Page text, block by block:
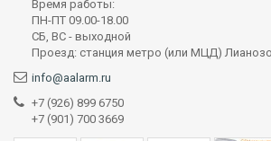
Время работы:
ПН-ПТ 09.00-18.00
СБ, ВС - выходной
Проезд: станция метро (или МЦД)
info@aalarm.ru
+7 (926) 899 6750
+7 (901) 700 3669